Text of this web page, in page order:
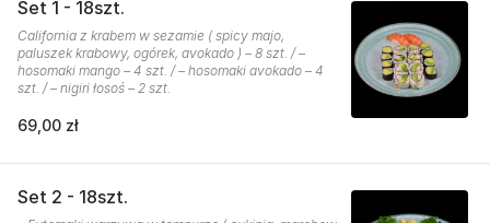
Set 1 - 18szt.
California z krabem w sezamie ( spicy majo,
paluszek krabowy, ogórek, avokado ) – 8 szt. / –
hosomaki mango – 4 szt. / – hosomaki avokado – 4
szt. / – nigiri łosoś – 2 szt.
69,00 zł
Set 2 - 18szt.